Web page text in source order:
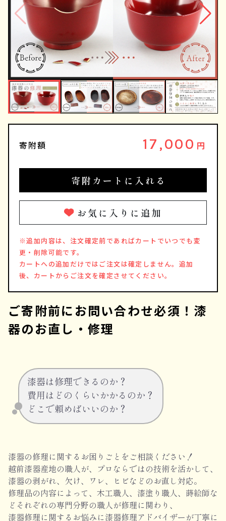
寄附額 17,000 円
寄附カートに入れる
お気に入りに追加
※追加内容は、注文確定前であればカートでいつでも変
更・削除可能です。
カートへの追加だけではご注文は確定しません。追加
後、カートからご注文を確定させてください。
ご寄附前にお問い合わせ必須！漆
器のお直し・修理
.
漆器は修理できるのか？
費用はどのくらいかかるのか？
どこで頼めばいいのか？
.
漆器の修理に関するお困りごとをご相談ください！
越前漆器産地の職人が、プロならではの技術を活かして、
漆器の剥がれ、欠け、ワレ、ヒビなどのお直し対応。
修理品の内容によって、木工職人、漆塗り職人、蒔絵師な
どそれぞれの専門分野の職人が修理に関わり、
漆器修理に関するお悩みに漆器修理アドバイザーが丁寧に